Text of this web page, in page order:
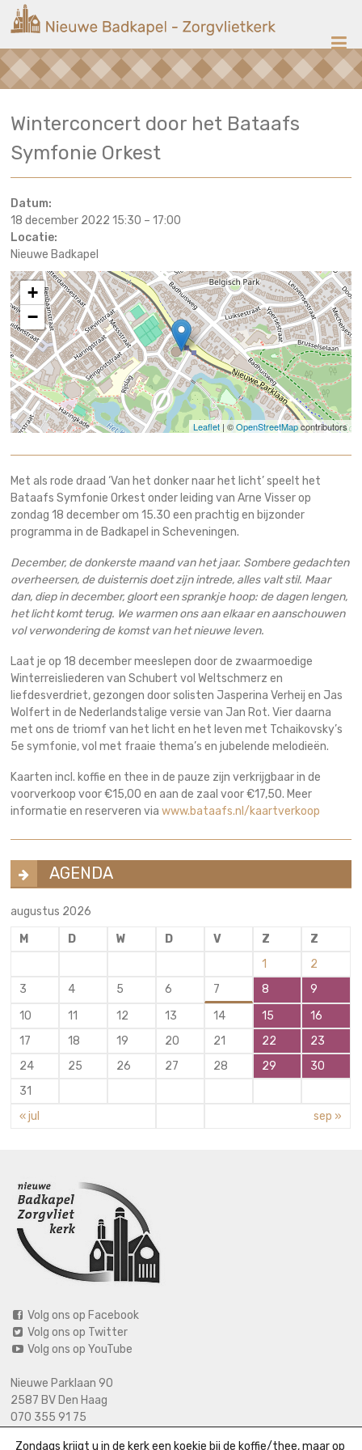
naar
inhoud
Nieuwe
Badkapel
op
Scheveningen
Winterconcert door het Bataafs
Symfonie Orkest
Datum:
18 december 2022 15:30 –17:00
Locatie:
Nieuwe Badkapel
+
−
Leaflet| ©OpenStreetMapcontributors
Met als rode draad ‘Van het donker naar het licht’ speelt het
Bataafs Symfonie Orkest onder leiding van Arne Visser op
zondag 18 december om 15.30 een prachtig en bijzonder
programma in de Badkapel in Scheveningen.
December, de donkerste maand van het jaar. Sombere gedachten
overheersen, de duisternis doet zijn intrede, alles valt stil. Maar
dan, diep in december, gloort een sprankje hoop: de dagen lengen,
het licht komt terug. We warmen ons aan elkaar en aanschouwen
vol verwondering de komst van het nieuwe leven.
Laat je op 18 december meeslepen door de zwaarmoedige
Winterreisliederen van Schubert vol Weltschmerz en
liefdesverdriet, gezongen door solisten Jasperina Verheij en Jas
Wolfert in de Nederlandstalige versie van Jan Rot. Vier daarna
met ons de triomf van het licht en het leven met Tchaikovsky’s
5e symfonie, vol met fraaie thema’s en jubelende melodieën.
Kaarten incl. koffie en thee in de pauze zijn verkrijgbaar in de
voorverkoop voor €15,00 en aan de zaal voor €17,50. Meer
informatie en reserveren viawww.bataafs.nl/kaartverkoop
AGENDA
augustus 2026
M
D W D V Z
Z
1
2
3
4 5 6 7 8
9
10
11 12 13 14 15
16
17
18 19 20 21 22
23
24
25 26 27 28 29
30
31
« jul
sep »
Volg ons op Facebook
Volg ons op Twitter
Volg ons op YouTube
Nieuwe Parklaan 90
2587 BV Den Haag
070 355 91 75
06 2125 2720 (bij calamiteiten)
Zondags krijgt u in de kerk een koekje bij de koffie/thee, maar op